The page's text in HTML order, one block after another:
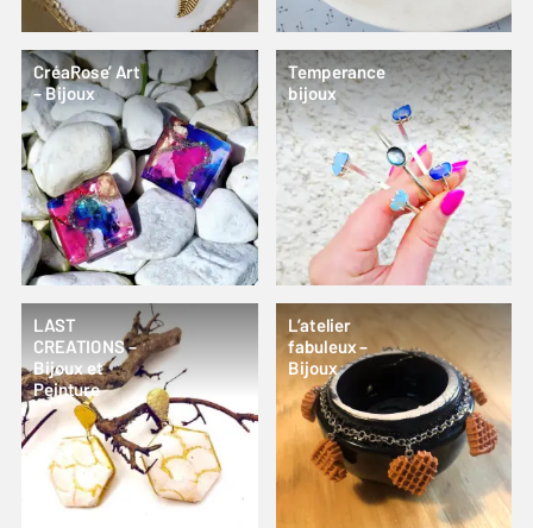
CréaRose’ Art
– Bijoux
Temperance
bijoux
LAST
CREATIONS –
Bijoux et
Peinture
L’atelier
fabuleux –
Bijoux